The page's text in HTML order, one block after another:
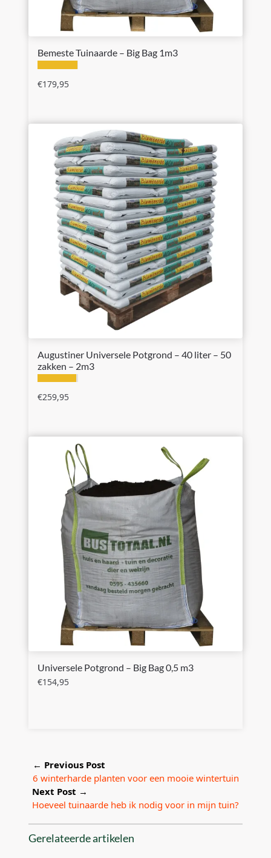
Bemeste Tuinaarde – Big Bag 1m3
€179,95
Augustiner Universele Potgrond – 40 liter – 50
zakken – 2m3
€259,95
Universele Potgrond – Big Bag 0,5 m3
€154,95
← Previous Post
6 winterharde planten voor een mooie wintertuin
Next Post →
Hoeveel tuinaarde heb ik nodig voor in mijn tuin?
Gerelateerde artikelen